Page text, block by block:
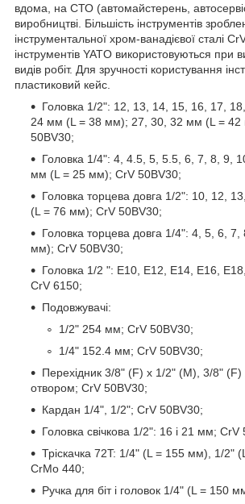
вдома, на СТО (автомайстерень,
виробництві. Більшість інструментів
інструментальної хром-ванадієвої сталі
інструментів YATO використовуються при
видів робіт. Для зручності користування
пластиковий кейс.
Головка 1/2": 12, 13, 14, 15, 16, 17,
24 мм (L = 38 мм); 27, 30, 32 мм (L = 42
50BV30;
Головка 1/4": 4, 4.5, 5, 5.5, 6, 7, 8, 9,
мм (L = 25 мм); CrV 50BV30;
Головка торцева довга 1/2": 10, 12,
(L = 76 мм); CrV 50BV30;
Головка торцева довга 1/4": 4, 5, 6,
мм); CrV 50BV30;
Головка 1/2 ": E10, E12, E14, E16,
CrV 6150;
Подовжувачі:
1/2" 254 мм; CrV 50BV30;
1/4" 152.4 мм; CrV 50BV30;
Перехідник 3/8" (F) х 1/2" (M), 3/8" (F)
отвором; CrV 50BV30;
Кардан 1/4", 1/2"; CrV 50BV30;
Головка свічкова 1/2": 16 і 21 мм; CrV
Тріскачка 72T: 1/4" (L = 155 мм), 1/2"
CrMo 440;
Ручка для біт і головок 1/4" (L = 150